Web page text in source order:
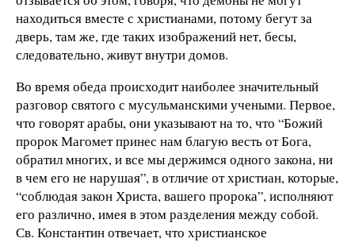
находиться вместе с христианами, потому бегут за
дверь, там же, где таких изображений нет, бесы,
следовательно, живут внутри домов.
Во время обеда происходит наиболее значительный
разговор святого с мусульманскими учеными. Первое,
что говорят арабы, они указывают на то, что “Божий
пророк Магомет принес нам благую весть от Бога,
обратил многих, и все мы держимся одного закона, ни
в чем его не нарушая”, в отличие от христиан, которые,
“соблюдая закон Христа, вашего пророка”, исполняют
его различно, имея в этом разделения между собой.
Св. Константин отвечает, что христианское